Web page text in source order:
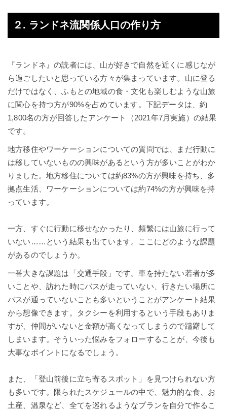
２. ランドネ流関係人口の作り方
『ランドネ』の読者には、山が好きで自然を近くに感じなが
ら過ごしたいと思っている方々が集まっています。山に登る
だけではなく、ふもとの地域の食・文化も楽しむような山旅
に関心を持つ方が90%を占めています。下記データは、約
1,800名の方が回答したアンケート（2021年7月実施）の結果
です。
地方移住やワーケーションについての質問では、まだ行動に
は移していないものの興味があるという方が多いことがわか
りました。地方移住については約83%の方が興味を持ち、多
拠点生活、ワーケーションについては約74%の方が興味を持
っています。
一方、すぐに行動に移せなかったり、頻繁には山旅に行って
いない……という結果も出ています。ここにどのような課題
があるのでしょうか。
一番大きな課題は「交通手段」です。車を持たない若者が多
いことや、訪れた時にバスが走っていない、行きたい場所に
バスが通っていないことも多いということがアンケート結果
から想像できます。タクシーを利用するという手段もありま
すが、仲間がいないと金額が高くなってしまうので躊躇して
しまいます。そういった悩みをフォローすることが、今後も
大事なポイントになるでしょう。
また、「登山前後に立ち寄るスポット」を見つけられない方
も多いです。限られたスケジュールの中で、魅力的な食、お
土産、温泉など、全てを巡れるようなプランを自分で作るこ